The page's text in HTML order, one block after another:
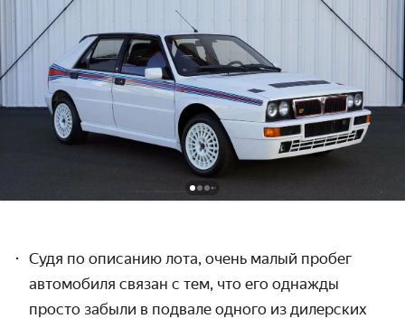
Судя по описанию лота, очень малый пробег
автомобиля связан с тем, что его однажды
просто забыли в подвале одного из дилерских